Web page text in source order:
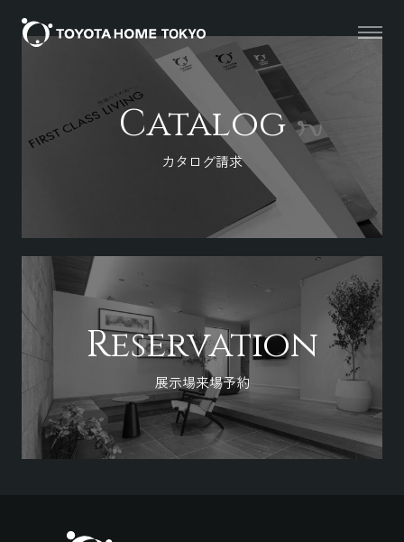
Catalog
カタログ請求
Reservation
展示場来場予約